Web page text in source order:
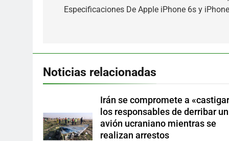
entradas
Especificaciones De Apple iPhone 6s y
Noticias relacionadas
Irán se compromete a
los responsables de derribar un
avión ucraniano mientras se
realizan arrestos